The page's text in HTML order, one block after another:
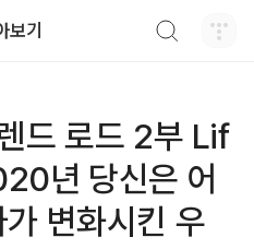
보기
드 로드 2부 Lif
년 당신은 어
변화시킨 우